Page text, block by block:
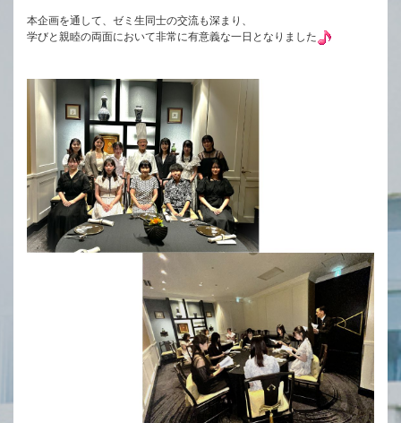
本企画を通して、ゼミ生同士の交流も深まり、
学びと親睦の両面において非常に有意義な一日となりました